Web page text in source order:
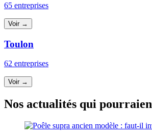
65 entreprises
Voir →
Toulon
62 entreprises
Voir →
Nos actualités qui